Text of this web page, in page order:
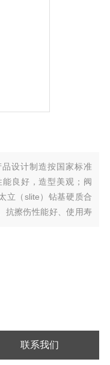
设计制造按国家标准
良好，造型美观；阀
立（slite）钻基硬质合
抗擦伤性能好、使用寿
封面型式，满足各种
联系我们